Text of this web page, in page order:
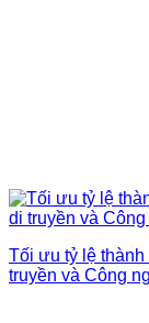
Tối ưu tỷ lệ
truyền và Công